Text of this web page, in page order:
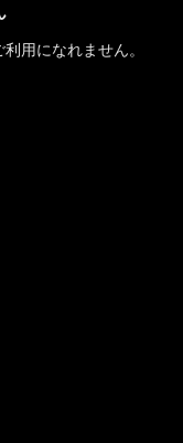
用になれません。